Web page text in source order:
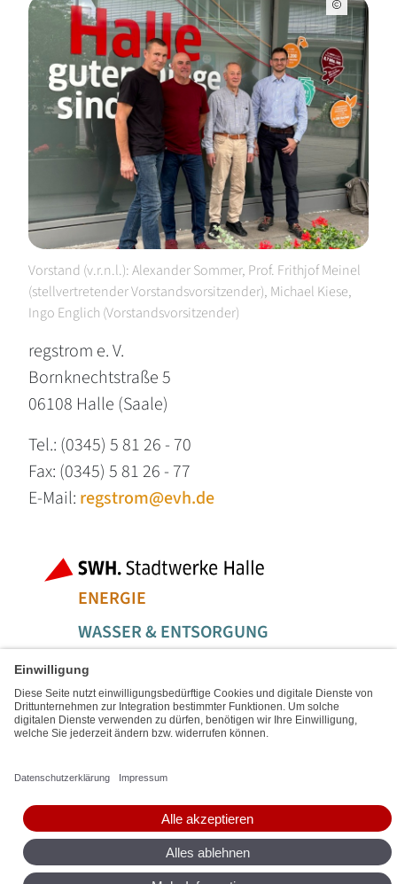
Vorstand (v.r.n.l.): Alexander Sommer, Prof. Frithjof Meinel
(stellvertretender Vorstandsvorsitzender), Michael Kiese,
Ingo Englich (Vorstandsvorsitzender)
regstrom e. V.
Bornknechtstraße 5
06108 Halle (Saale)
Tel.: (0345) 5 81 26 - 70
Fax: (0345) 5 81 26 - 77
E-Mail: regstrom@evh.de
Bereiche der
ENERGIE
WASSER & ENTSORGUNG
MOBILITÄT & LOGISTIK
SERVICE & FREIZEIT
Social Media Links
Service LinksSITEMAP DATENSCHUTZ
BARRIEREFREIHEIT DIGITALE DIENSTE